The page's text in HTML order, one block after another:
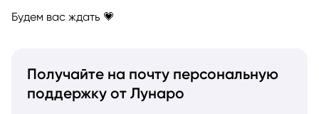
Будем вас ждать 💗
Получайте на почту персональную
поддержку от Лунаро